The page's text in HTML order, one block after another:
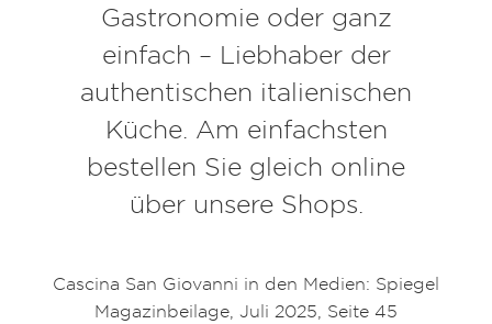
Gastronomie oder ganz
einfach – Liebhaber der
authentischen italienischen
Küche. Am einfachsten
bestellen Sie gleich online
über unsere Shops.
Cascina San Giovanni in den Medien: Spiegel
Magazinbeilage, Juli 2025, Seite 45